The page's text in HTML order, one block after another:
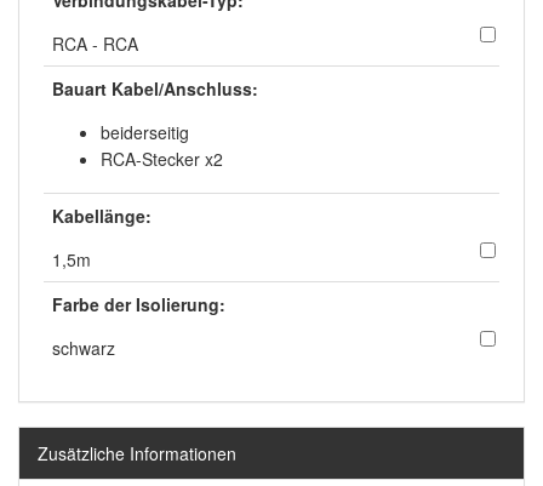
RCA - RCA
Bauart Kabel/Anschluss:
beiderseitig
RCA-Stecker x2
Kabellänge:
1,5m
Farbe der Isolierung:
schwarz
Zusätzliche Informationen